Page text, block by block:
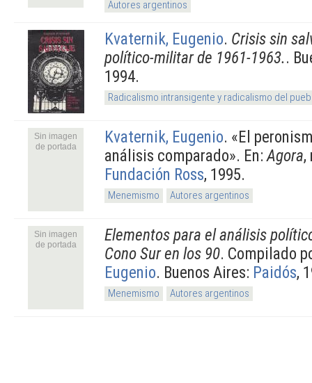
Autores argentinos
Kvaternik, Eugenio. Crisis sin
político-militar de 1961-1963..
1994.
Radicalismo intransigente y radicalismo del
Sin imagen
de portada
Kvaternik, Eugenio. «El
análisis comparado». En: Agora,
Fundación Ross, 1995.
Menemismo Autores argentinos
Sin imagen
de portada
Elementos para el análisis
Cono Sur en los 90. Compilado
Eugenio. Buenos Aires: Paidós,
Menemismo Autores argentinos